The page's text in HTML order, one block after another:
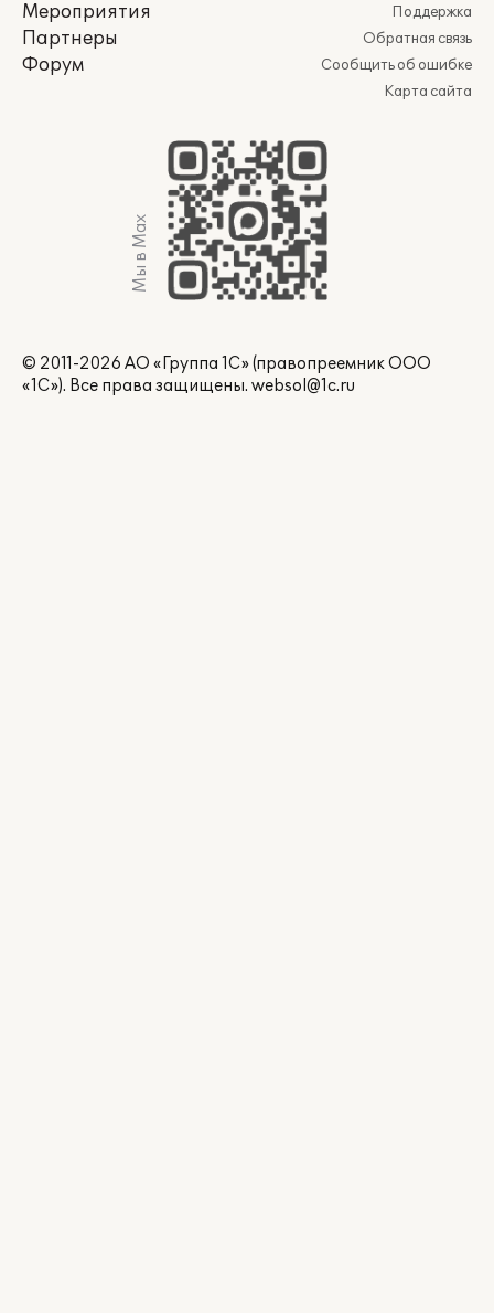
Мероприятия
Партнеры
Форум
Поддержка
Обратная связь
Сообщить об ошибке
Карта сайта
Мы в Max
© 2011-2026 АО «Группа 1С» (правопреемник ООО
«1С»). Все права защищены. websol@1c.ru